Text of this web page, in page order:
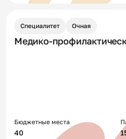
Специалитет Очная
Медико-
Бюджетные места
40